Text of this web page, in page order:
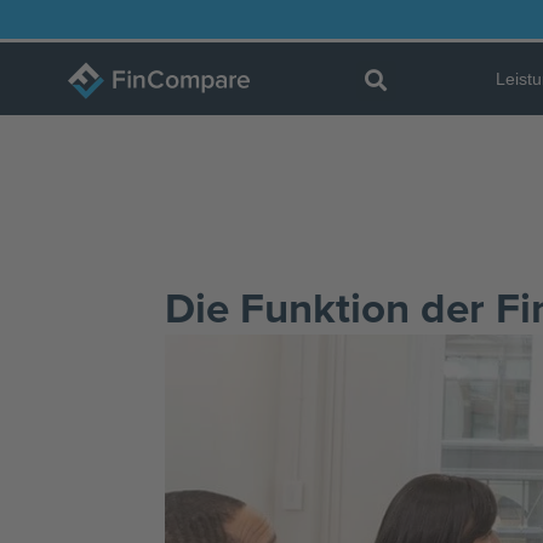
springen
Die Funktion der